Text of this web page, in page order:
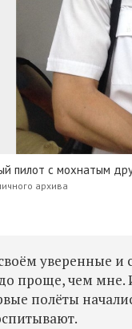
пилот с мохнатым
архива
уверенные и
проще, чем
полёты